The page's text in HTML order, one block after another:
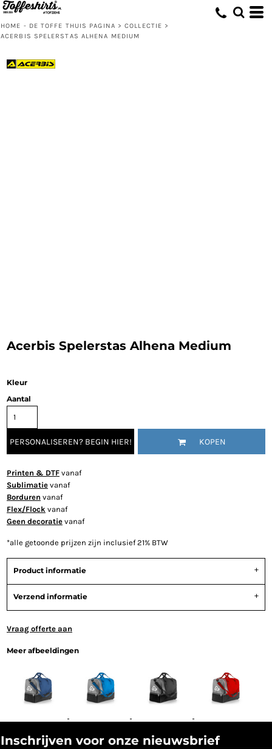
HOME - DE TOFFE THUIS PAGINA > COLLECTIE >
ACERBIS SPELERSTAS ALHENA MEDIUM
Acerbis Spelerstas Alhena Medium
Kleur
Aantal
PERSONALISEREN? BEGIN HIER! KOPEN
Printen & DTF vanaf
Sublimatie vanaf
Borduren vanaf
Flex/Flock vanaf
Geen decoratie vanaf
*alle getoonde prijzen zijn inclusief 21% BTW
Product informatie
Verzend informatie
Vraag offerte aan
Meer afbeeldingen
Inschrijven voor onze nieuwsbrief